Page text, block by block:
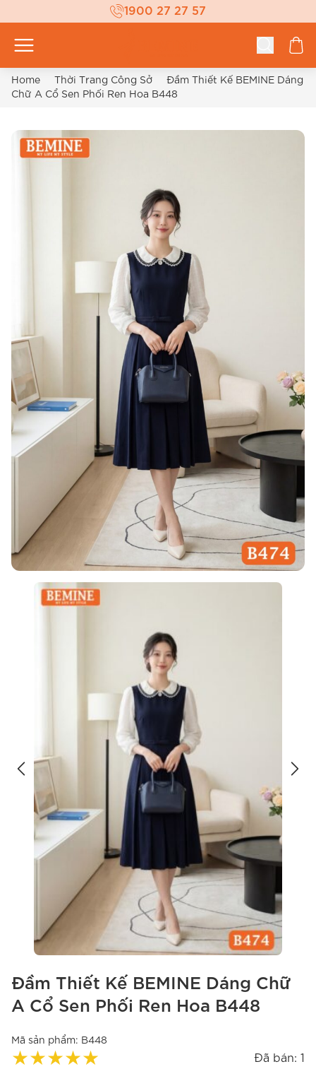
1900 27 27 57
Home Thời Trang Công Sở
Đầm Thiết Kế BEMINE Dáng
Chữ A Cổ Sen Phối Ren Hoa B448
Đầm Thiết Kế BEMINE Dáng Chữ
A Cổ Sen Phối Ren Hoa B448
Mã sản phẩm: B448
★★★★★ Đã bán: 1